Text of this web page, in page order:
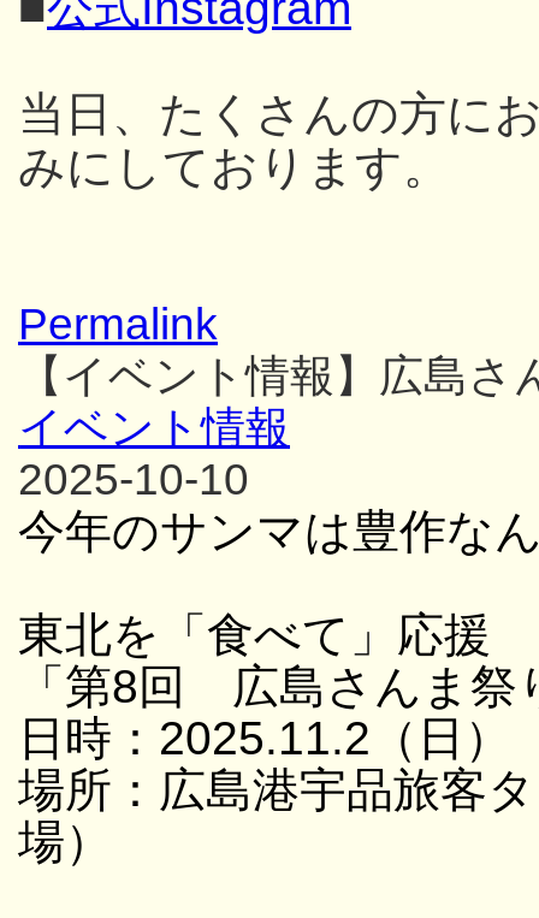
当日、たくさんの方に
みにしております。
Permalink
【イベント情報】広島さ
イベント情報
2025-10-10
今年のサンマは豊作な
東北を「食べて」応援
「第8回 広島さんま祭
日時：2025.11.2（日
場所：広島港宇品旅客
場）